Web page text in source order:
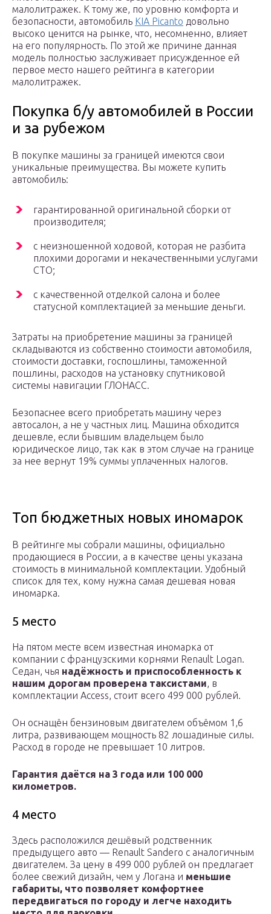
малолитражек. К тому же, по уровню комфорта и
безопасности, автомобиль KIA Picanto довольно
высоко ценится на рынке, что, несомненно, влияет
на его популярность. По этой же причине данная
модель полностью заслуживает присужденное ей
первое место нашего рейтинга в категории
малолитражек.
Покупка б/у автомобилей в России
и за рубежом
В покупке машины за границей имеются свои
уникальные преимущества. Вы можете купить
автомобиль:
гарантированной оригинальной сборки от
производителя;
с неизношенной ходовой, которая не разбита
плохими дорогами и некачественными услугами
СТО;
с качественной отделкой салона и более
статусной комплектацией за меньшие деньги.
Затраты на приобретение машины за границей
складываются из собственно стоимости автомобиля,
стоимости доставки, госпошлины, таможенной
пошлины, расходов на установку спутниковой
системы навигации ГЛОНАСС.
Безопаснее всего приобретать машину через
автосалон, а не у частных лиц. Машина обходится
дешевле, если бывшим владельцем было
юридическое лицо, так как в этом случае на границе
за нее вернут 19% суммы уплаченных налогов.
Топ бюджетных новых иномарок
В рейтинге мы собрали машины, официально
продающиеся в России, а в качестве цены указана
стоимость в минимальной комплектации. Удобный
список для тех, кому нужна самая дешевая новая
иномарка.
5 место
На пятом месте всем известная иномарка от
компании с французскими корнями Renault Logan.
Седан, чья надёжность и приспособленность к
нашим дорогам проверена таксистами, в
комплектации Access, стоит всего 499 000 рублей.
Он оснащён бензиновым двигателем объёмом 1,6
литра, развивающем мощность 82 лошадиные силы.
Расход в городе не превышает 10 литров.
Гарантия даётся на 3 года или 100 000
километров.
4 место
Здесь расположился дешёвый родственник
предыдущего авто — Renault Sandero с аналогичным
двигателем. За цену в 499 000 рублей он предлагает
более свежий дизайн, чем у Логана и меньшие
габариты, что позволяет комфортнее
передвигаться по городу и легче находить